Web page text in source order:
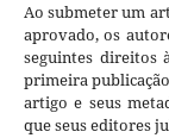
Ao submeter um
aprovado, os
seguintes direitos
primeira
artigo e seus
que seus editores